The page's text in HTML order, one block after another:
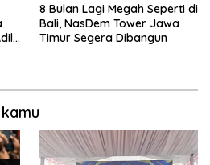
8 Bulan Lagi Megah Seperti di
Bali, NasDem Tower Jawa
Timur Segera Dibangun